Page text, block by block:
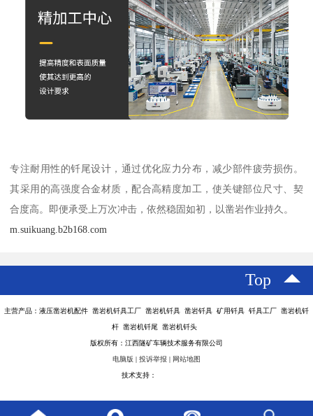
专注耐用性的钎尾设计，通过优化应力分布，减少部件疲劳损伤。
其采用的高强度合金材质，配合高精度加工，使关键部位尺寸、契
合度高。即便承受上万次冲击，依然稳固如初，以凿岩作业持久。
m.suikuang.b2b168.com
Top
主营产品：液压凿岩机配件 凿岩机钎具工厂 凿岩机钎具 凿岩钎具 矿用钎具 钎具工厂 凿岩机钎
杆 凿岩机钎尾 凿岩机钎头
版权所有：江西隧矿车辆技术服务有限公司
电脑版 | 投诉举报 | 网站地图
技术支持：